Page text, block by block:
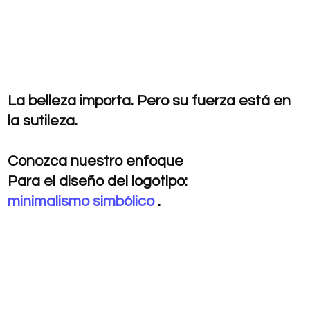
La belleza importa. Pero su fuerza está en
la sutileza.
Conozca nuestro enfoque
Para el diseño del logotipo:
minimalismo simbólico .